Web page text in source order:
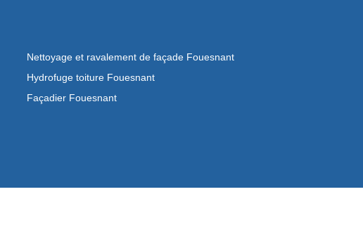
Nettoyage et ravalement de façade Fouesnant
Hydrofuge toiture Fouesnant
Façadier Fouesnant